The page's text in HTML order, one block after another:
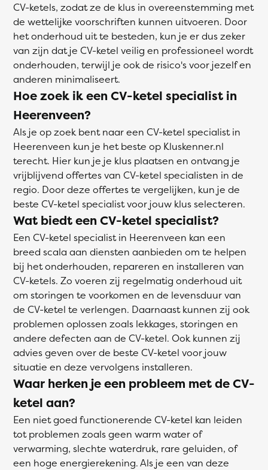
CV-ketels, zodat ze de klus in overeenstemming met
de wettelijke voorschriften kunnen uitvoeren. Door
het onderhoud uit te besteden, kun je er dus zeker
van zijn dat je CV-ketel veilig en professioneel wordt
onderhouden, terwijl je ook de risico's voor jezelf en
anderen minimaliseert.
Hoe zoek ik een CV-ketel specialist in
Heerenveen?
Als je op zoek bent naar een CV-ketel specialist in
Heerenveen kun je het beste op Kluskenner.nl
terecht. Hier kun je je klus plaatsen en ontvang je
vrijblijvend offertes van CV-ketel specialisten in de
regio. Door deze offertes te vergelijken, kun je de
beste CV-ketel specialist voor jouw klus selecteren.
Wat biedt een CV-ketel specialist?
Een CV-ketel specialist in Heerenveen kan een
breed scala aan diensten aanbieden om te helpen
bij het onderhouden, repareren en installeren van
CV-ketels. Zo voeren zij regelmatig onderhoud uit
om storingen te voorkomen en de levensduur van
de CV-ketel te verlengen. Daarnaast kunnen zij ook
problemen oplossen zoals lekkages, storingen en
andere defecten aan de CV-ketel. Ook kunnen zij
advies geven over de beste CV-ketel voor jouw
situatie en deze vervolgens installeren.
Waar herken je een probleem met de CV-
ketel aan?
Een niet goed functionerende CV-ketel kan leiden
tot problemen zoals geen warm water of
verwarming, slechte waterdruk, rare geluiden, of
een hoge energierekening. Als je een van deze